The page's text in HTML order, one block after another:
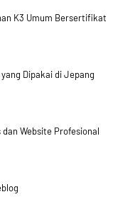
K3 Umum Bersertifikat
Dipakai di Jepang
Website Profesional